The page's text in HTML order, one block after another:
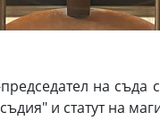
на съда
и статут на